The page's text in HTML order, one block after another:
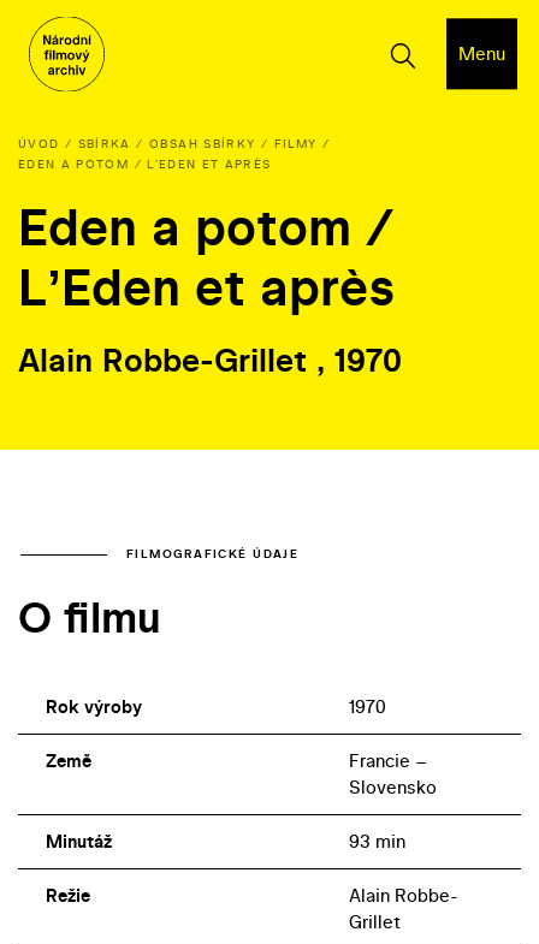
Menu
ÚVOD SBÍRKA OBSAH SBÍRKY
FILMY
EDEN A POTOM / LʼEDEN ET APRÈS
Eden a potom /
LʼEden et après
Alain Robbe-Grillet , 1970
FILMOGRAFICKÉ ÚDAJE
O filmu
Rok výroby 1970
Země
Francie –
Slovensko
Minutáž 93 min
Režie
Alain Robbe-
Grillet